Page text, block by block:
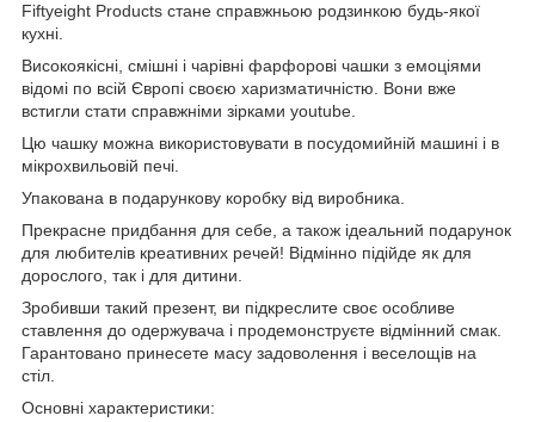
Fiftyeight Products стане справжньою родзинкою будь-якої
кухні.
Високоякісні, смішні і чарівні фарфорові чашки з емоціями
відомі по всій Європі своєю харизматичністю. Вони вже
встигли стати справжніми зірками youtube.
Цю чашку можна використовувати в посудомийній машині і в
мікрохвильовій печі.
Упакована в подарункову коробку від виробника.
Прекрасне придбання для себе, а також ідеальний подарунок
для любителів креативних речей! Відмінно підійде як для
дорослого, так і для дитини.
Зробивши такий презент, ви підкреслите своє особливе
ставлення до одержувача і продемонструєте відмінний смак.
Гарантовано принесете масу задоволення і веселощів на
стіл.
Основні характеристики: